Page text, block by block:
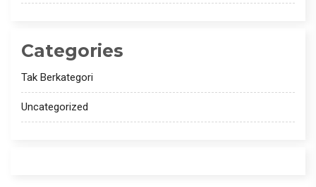
Categories
Tak Berkategori
Uncategorized